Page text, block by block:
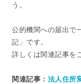
う。
公的機関への届出で
記」です。
詳しくは関連記事を
関連記事： 法人住所